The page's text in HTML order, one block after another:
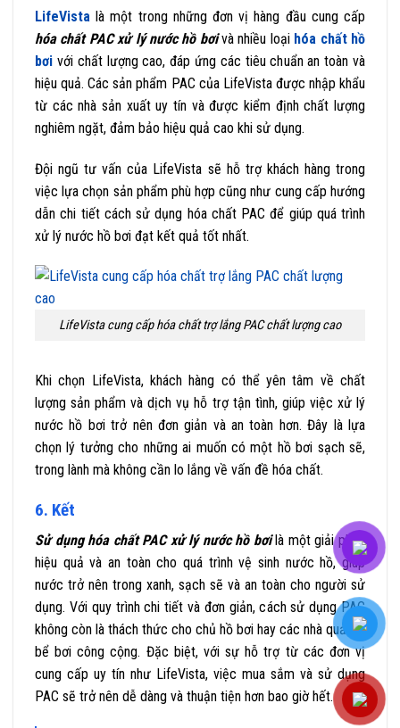
LifeVista là một trong những đơn vị hàng đầu cung cấp
hóa chất PAC xử lý nước hồ bơivà nhiều loại hóa chất hồ
bơi với chất lượng cao, đáp ứng các tiêu chuẩn an toàn và
hiệu quả. Các sản phẩm PAC của LifeVista được nhập khẩu
từ các nhà sản xuất uy tín và được kiểm định chất lượng
nghiêm ngặt, đảm bảo hiệu quả cao khi sử dụng.
Đội ngũ tư vấn của LifeVista sẽ hỗ trợ khách hàng trong
việc lựa chọn sản phẩm phù hợp cũng như cung cấp hướng
dẫn chi tiết cách sử dụng hóa chất PAC để giúp quá trình
xử lý nước hồ bơi đạt kết quả tốt nhất.
LifeVista cung cấp hóa chất trợ lắng PAC chất lượng cao
Khi chọn LifeVista, khách hàng có thể yên tâm về chất
lượng sản phẩm và dịch vụ hỗ trợ tận tình, giúp việc xử lý
nước hồ bơi trở nên đơn giản và an toàn hơn. Đây là lựa
chọn lý tưởng cho những ai muốn có một hồ bơi sạch sẽ,
trong lành mà không cần lo lắng về vấn đề hóa chất.
6. Kết
Sử dụng hóa chất PAC xử lý nước hồ bơilà một giải pháp
hiệu quả và an toàn cho quá trình vệ sinh nước hồ, giúp
nước trở nên trong xanh, sạch sẽ và an toàn cho người sử
dụng. Với quy trình chi tiết và đơn giản, cách sử dụng PAC
không còn là thách thức cho chủ hồ bơi hay các nhà quản lý
bể bơi công cộng. Đặc biệt, với sự hỗ trợ từ các đơn vị
cung cấp uy tín như LifeVista, việc mua sắm và sử dụng
PAC sẽ trở nên dễ dàng và thuận tiện hơn bao giờ hết.